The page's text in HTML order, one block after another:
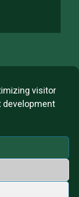
visitor
development
Hungary
2-42